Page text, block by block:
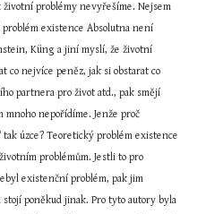
problémy nevyřešíme. Nejsem
existence Absolutna není
Küng a jiní myslí, že životní
co nejvíce peněz, jak si obstarat co
partnera pro život atd., pak smějí
nepořídíme. Jenže proč
úzce? Teoretický problém existence
problémům. Jestli to pro
existenční problém, pak jim
stojí poněkud jinak. Pro tyto autory byla